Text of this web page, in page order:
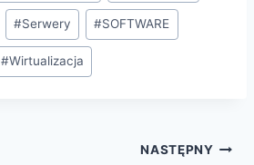
#Serwery #SOFTWARE
#Wirtualizacja
NASTĘPNY